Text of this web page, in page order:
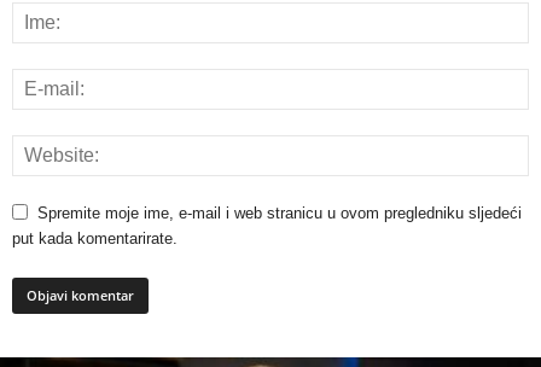
Spremite moje ime, e-mail i web stranicu u ovom pregledniku sljedeći
put kada komentarirate.